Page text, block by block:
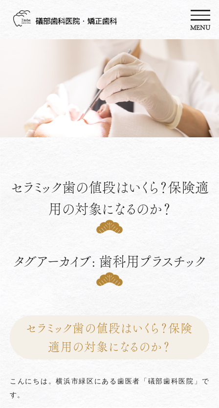
MENU
セラミック歯の値段はいくら？保険適
用の対象になるのか？
タグアーカイブ: 歯科用プラスチック
セラミック歯の値段はいくら？保険
適用の対象になるのか？
こんにちは。横浜市緑区にある歯医者「礒部歯科医院」で
す。